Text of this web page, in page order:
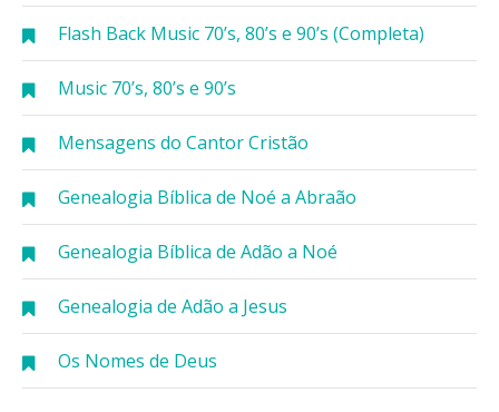
Flash Back Music 70’s, 80’s e 90’s (Completa)
Music 70’s, 80’s e 90’s
Mensagens do Cantor Cristão
Genealogia Bíblica de Noé a Abraão
Genealogia Bíblica de Adão a Noé
Genealogia de Adão a Jesus
Os Nomes de Deus